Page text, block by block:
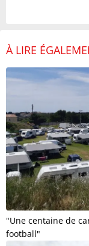
À LIRE
"Une centaine de
football"